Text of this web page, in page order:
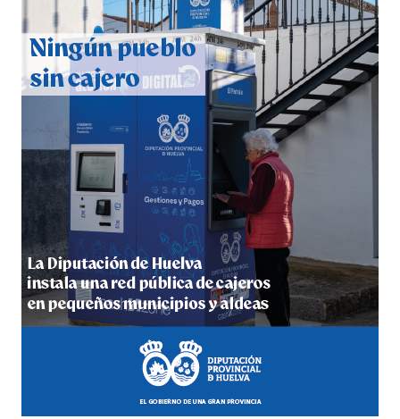
CUARTA CORRIDA DE LAS FIESTAS COLOMBINAS
2026
hace 1 semana ·Huelvatv
4º DÍA DE LAS FIESTAS COLOMBINAS 2026
hace 1 semana·Huelvatv